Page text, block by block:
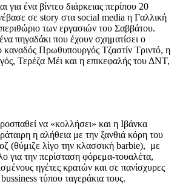
για ένα βίντεο διάρκειας περίπου 20
σε story στα social media η Γαλλική
των εργασιών του Σαββάτου.
πηγαδάκι που έχουν σχηματίσει ο
Πρωθυπουργός Τζαστίν Τριντό, η
Τερέζα Μέι και η επικεφαλής του ΔΝΤ,
να «κολλήσει» και η Ιβάνκα
η αλήθεια με την ξανθιά κόρη του
(θύμιζε λίγο την κλασσική barbie), με
για την περίσταση φόρεμα-τουαλέτα,
ηγέτες κρατών και σε πανίσχυρες
bussiness τύπου ταγεράκια τους.